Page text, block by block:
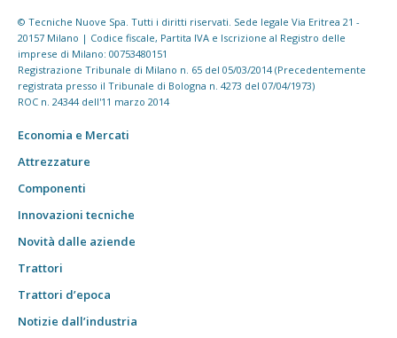
© Tecniche Nuove Spa. Tutti i diritti riservati. Sede legale Via Eritrea 21 -
20157 Milano | Codice fiscale, Partita IVA e Iscrizione al Registro delle
imprese di Milano: 00753480151
Registrazione Tribunale di Milano n. 65 del 05/03/2014 (Precedentemente
registrata presso il Tribunale di Bologna n. 4273 del 07/04/1973)
ROC n. 24344 dell'11 marzo 2014
Economia e Mercati
Attrezzature
Componenti
Innovazioni tecniche
Novità dalle aziende
Trattori
Trattori d’epoca
Notizie dall’industria